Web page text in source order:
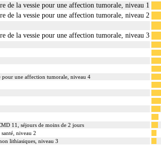
de la vessie pour une affection tumorale, niveau 1
de la vessie pour une affection tumorale, niveau 2
de la vessie pour une affection tumorale, niveau 3
pour une affection tumorale, niveau 4
11, séjours de moins de 2 jours
niveau 2
lithiasiques, niveau 3